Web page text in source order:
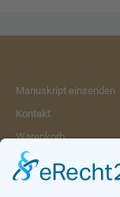
Manuskript einsenden
Kontakt
Warenkorb
Konto
Merkzettel